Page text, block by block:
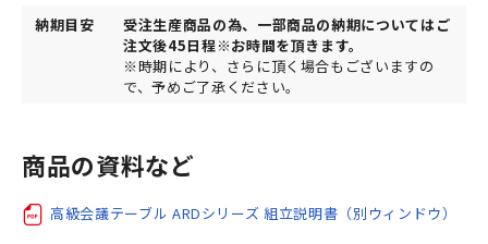
納期目安
受注生産商品の為、一部商品の納期についてはご
注文後45日程※お時間を頂きます。
※時期により、さらに頂く場合もございますの
で、予めご了承ください。
商品の資料など
高級会議テーブル ARDシリーズ 組立説明書（別ウィンドウ）